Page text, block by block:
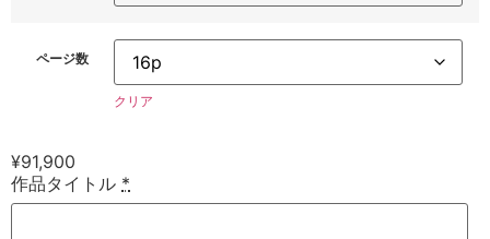
ページ数
クリア
¥91,900
作品タイトル *